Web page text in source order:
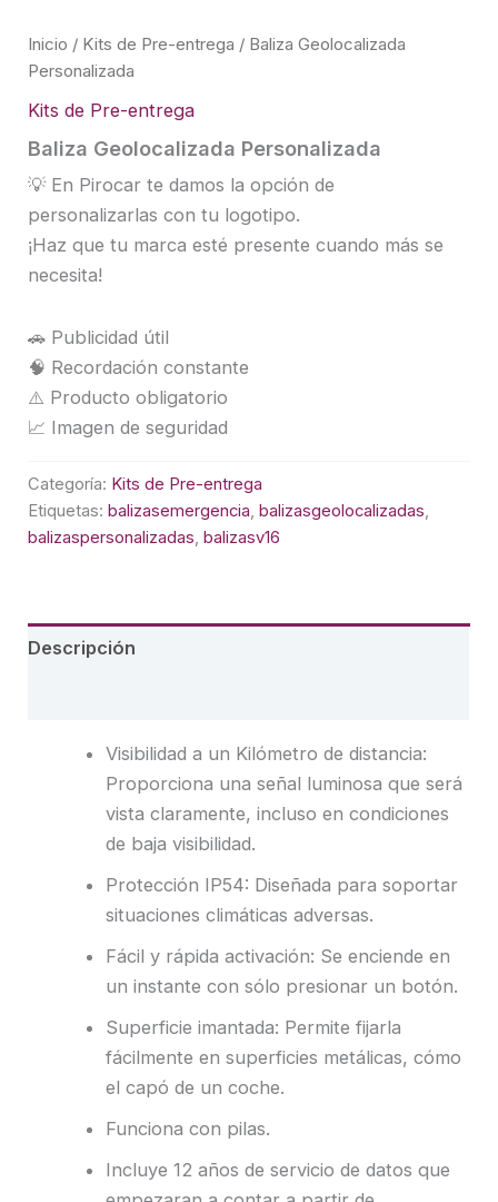
Inicio / Kits de Pre-entrega / Baliza Geolocalizada
Personalizada
Kits de Pre-entrega
Baliza Geolocalizada Personalizada
💡 En Pirocar te damos la opción de
personalizarlas con tu logotipo.
¡Haz que tu marca esté presente cuando más se
necesita!
🚗 Publicidad útil
🧠 Recordación constante
⚠️ Producto obligatorio
📈 Imagen de seguridad
Categoría: Kits de Pre-entrega
Etiquetas:balizasemergencia,balizasgeolocalizadas,
balizaspersonalizadas,balizasv16
Descripción
Visibilidad a un Kilómetro de distancia:
Proporciona una señal luminosa que será
vista claramente, incluso en condiciones
de baja visibilidad.
Protección IP54: Diseñada para soportar
situaciones climáticas adversas.
Fácil y rápida activación: Se enciende en
un instante con sólo presionar un botón.
Superficie imantada: Permite fijarla
fácilmente en superficies metálicas, cómo
el capó de un coche.
Funciona con pilas.
Incluye 12 años de servicio de datos que